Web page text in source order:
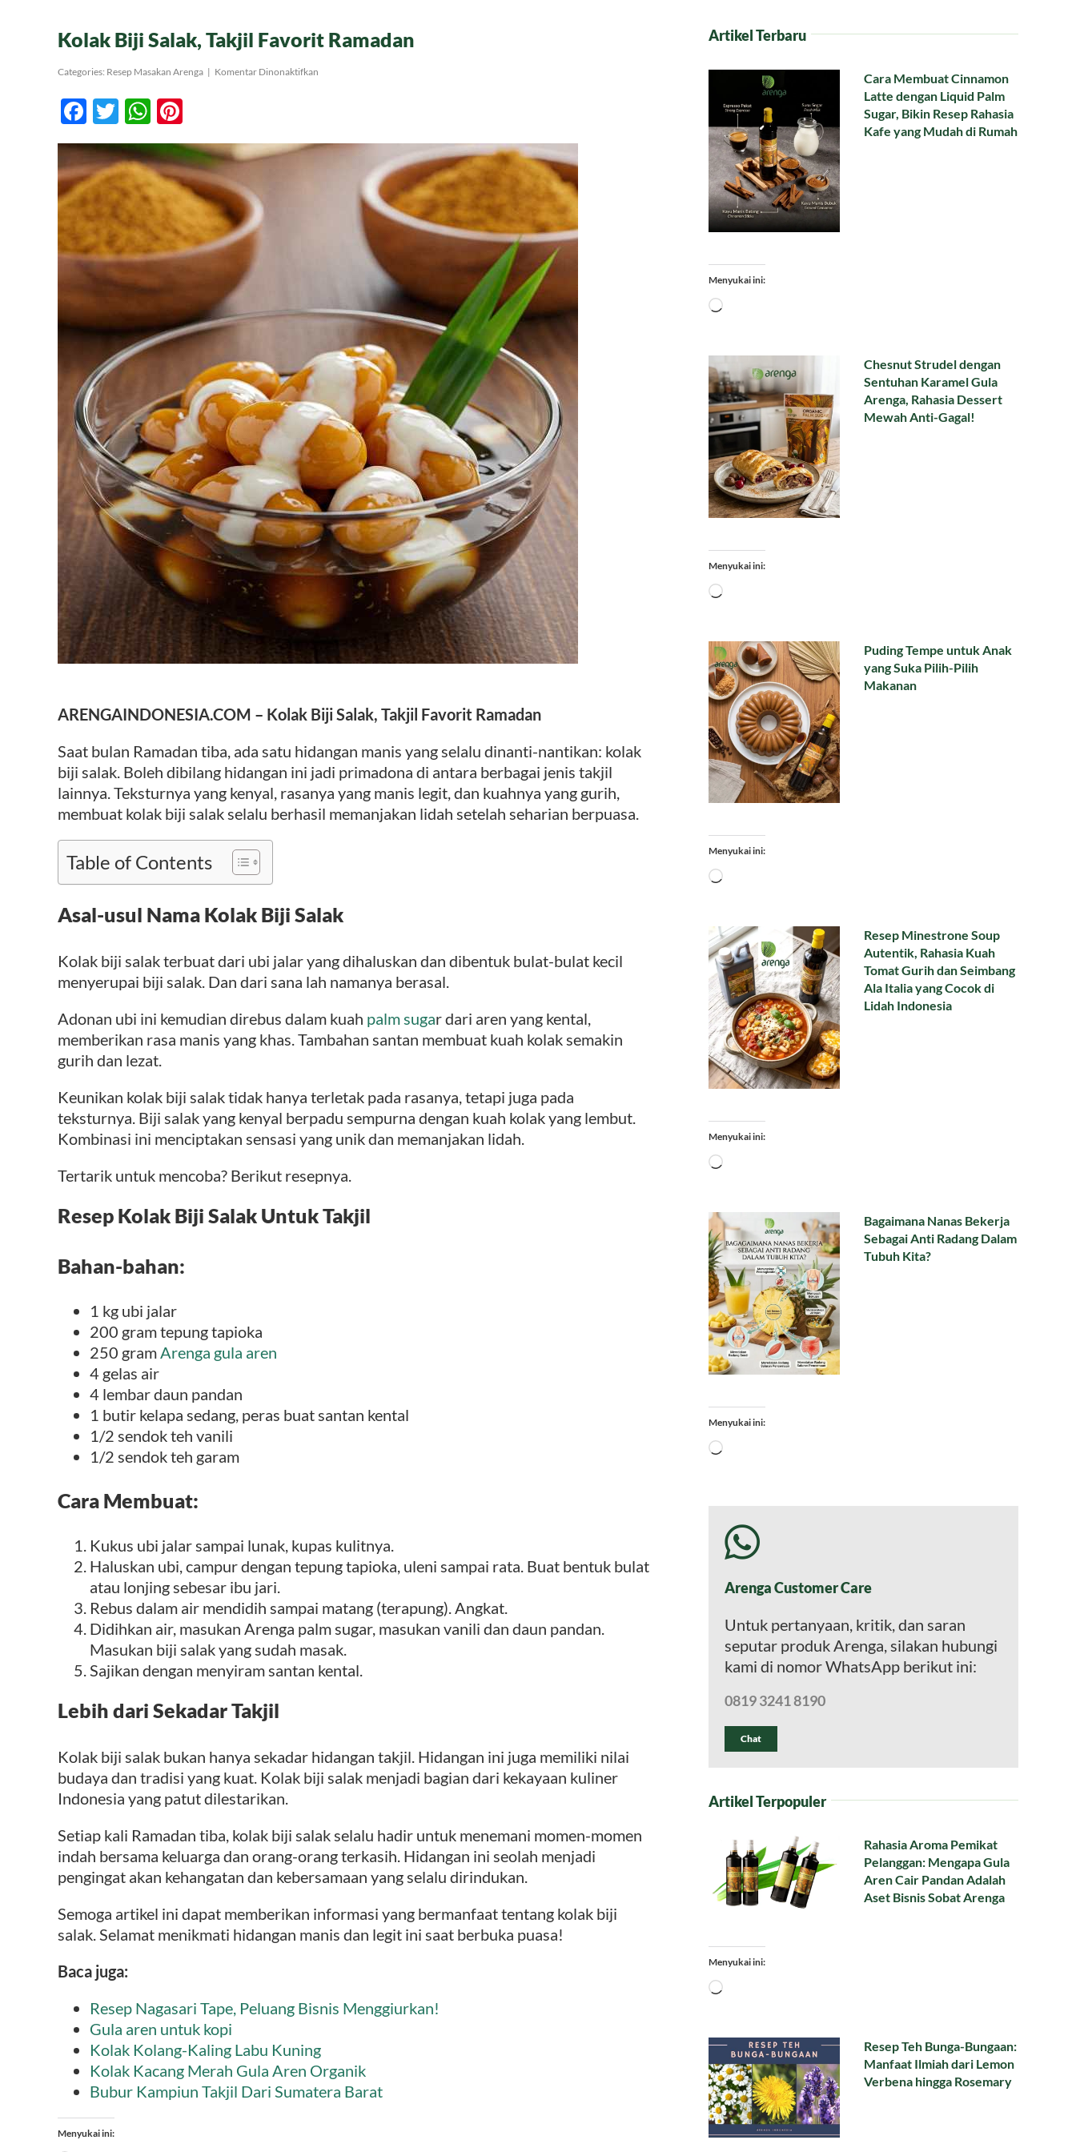
Kolak Biji Salak, Takjil Favorit Ramadan
Categories: Resep Masakan Arenga | Komentar Dinonaktifkan
Ramadan
Facebook
TwitterWhatsApp
ARENGAINDONESIA.COM – Kolak Biji Salak, Takjil Favorit Ramadan
Saat bulan Ramadan tiba, ada satu hidangan manis yang selalu dinanti-nantikan: kolak
biji salak. Boleh dibilang hidangan ini jadi primadona di antara berbagai jenis takjil
lainnya. Teksturnya yang kenyal, rasanya yang manis legit, dan kuahnya yang gurih,
membuat kolak biji salak selalu berhasil memanjakan lidah setelah seharian berpuasa.
Table of Contents
Asal-usul Nama Kolak Biji Salak
Kolak biji salak terbuat dari ubi jalar yang dihaluskan dan dibentuk bulat-bulat kecil
menyerupai biji salak. Dan dari sana lah namanya berasal.
Adonan ubi ini kemudian direbus dalam kuah palm sugar dari aren yang kental,
memberikan rasa manis yang khas. Tambahan santan membuat kuah kolak semakin
gurih dan lezat.
Keunikan kolak biji salak tidak hanya terletak pada rasanya, tetapi juga pada
teksturnya. Biji salak yang kenyal berpadu sempurna dengan kuah kolak yang lembut.
Kombinasi ini menciptakan sensasi yang unik dan memanjakan lidah.
Tertarik untuk mencoba? Berikut resepnya.
Resep Kolak Biji Salak Untuk Takjil
Bahan-bahan:
1 kg ubi jalar
200 gram tepung tapioka
250 gramArenga gula aren
4 gelas air
4 lembar daun pandan
1 butir kelapa sedang, peras buat santan kental
1/2 sendok teh vanili
1/2 sendok teh garam
Cara Membuat:
Kukus ubi jalar sampai lunak, kupas kulitnya.
Haluskan ubi, campur dengan tepung tapioka, uleni sampai rata. Buat bentuk bulat
atau lonjing sebesar ibu jari.
Rebus dalam air mendidih sampai matang (terapung). Angkat.
Didihkan air, masukan Arenga palm sugar, masukan vanili dan daun pandan.
Masukan biji salak yang sudah masak.
Sajikan dengan menyiram santan kental.
Lebih dari Sekadar Takjil
Kolak biji salak bukan hanya sekadar hidangan takjil. Hidangan ini juga memiliki nilai
budaya dan tradisi yang kuat. Kolak biji salak menjadi bagian dari kekayaan kuliner
Indonesia yang patut dilestarikan.
Setiap kali Ramadan tiba, kolak biji salak selalu hadir untuk menemani momen-momen
indah bersama keluarga dan orang-orang terkasih. Hidangan ini seolah menjadi
pengingat akan kehangatan dan kebersamaan yang selalu dirindukan.
Semoga artikel ini dapat memberikan informasi yang bermanfaat tentang kolak biji
salak. Selamat menikmati hidangan manis dan legit ini saat berbuka puasa!
Baca juga:
Resep Nagasari Tape, Peluang Bisnis Menggiurkan!
Gula aren untuk kopi
Kolak Kolang-Kaling Labu Kuning
Kolak Kacang Merah Gula Aren Organik
Bubur Kampiun Takjil Dari Sumatera Barat
Menyukai ini:
Artikel Terbaru
Cara Membuat Cinnamon
Latte dengan Liquid Palm
Sugar, Bikin Resep Rahasia
Kafe yang Mudah di Rumah
Menyukai ini:
Memuat...
Chesnut Strudel dengan
Sentuhan Karamel Gula
Arenga, Rahasia Dessert
Mewah Anti-Gagal!
Menyukai ini:
Memuat...
Puding Tempe untuk Anak
yang Suka Pilih-Pilih
Makanan
Menyukai ini:
Memuat...
Resep Minestrone Soup
Autentik, Rahasia Kuah
Tomat Gurih dan Seimbang
Ala Italia yang Cocok di
Lidah Indonesia
Menyukai ini:
Memuat...
Bagaimana Nanas Bekerja
Sebagai Anti Radang Dalam
Tubuh Kita?
Menyukai ini:
Memuat...
Arenga Customer Care
Untuk pertanyaan, kritik, dan saran
seputar produk Arenga, silakan hubungi
kami di nomor WhatsApp berikut ini:
0819 3241 8190
Chat
Artikel Terpopuler
Rahasia Aroma Pemikat
Pelanggan: Mengapa Gula
Aren Cair Pandan Adalah
Aset Bisnis Sobat Arenga
Menyukai ini:
Memuat...
Resep Teh Bunga-Bungaan:
Manfaat Ilmiah dari Lemon
Verbena hingga Rosemary